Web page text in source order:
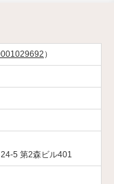
）
5 第2森ビル401